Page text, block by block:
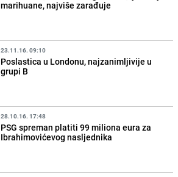
marihuane, najviše zarađuje
23.11.16. 09:10
Poslastica u Londonu, najzanimljivije u
grupi B
28.10.16. 17:48
PSG spreman platiti 99 miliona eura za
Ibrahimovićevog nasljednika